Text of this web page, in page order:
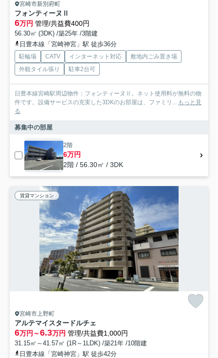
宮崎市新別府町
フォンティーヌⅡ
6万円 管理/共益費400円
56.30㎡ (3DK) /築25年 /3階建
日豊本線「宮崎神宮」駅 徒歩36分
駐輪場 CATV インターネット対応
敷地内ごみ置き場
外観タイル張り
駐車2台可
日豊本線宮崎駅周辺物件：フォンティーヌⅡ。ネット使用料が無料の物
件です。設備サービスの充実した3DKのお部屋は、ファミリ... もっと見
る
募集中の部屋
2階
6万円
2階 / 56.30㎡ / 3DK
賃貸マンション
宮崎市上野町
アルテマイスタードルチェ
6万円～6.3万円 管理/共益費1,000円
31.15㎡～41.57㎡ (1R～1LDK) /築21年 /10階建
日豊本線「宮崎神宮」駅 徒歩42分